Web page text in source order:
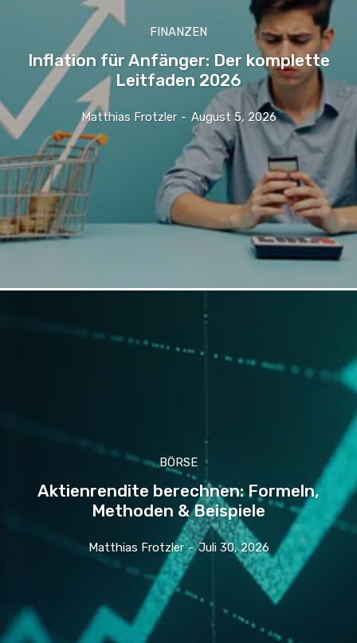
FINANZEN
Inflation für Anfänger: Der komplette
Leitfaden 2026
Matthias Frotzler - August 5, 2026
BÖRSE
Aktienrendite berechnen: Formeln,
Methoden & Beispiele
Matthias Frotzler - Juli 30, 2026